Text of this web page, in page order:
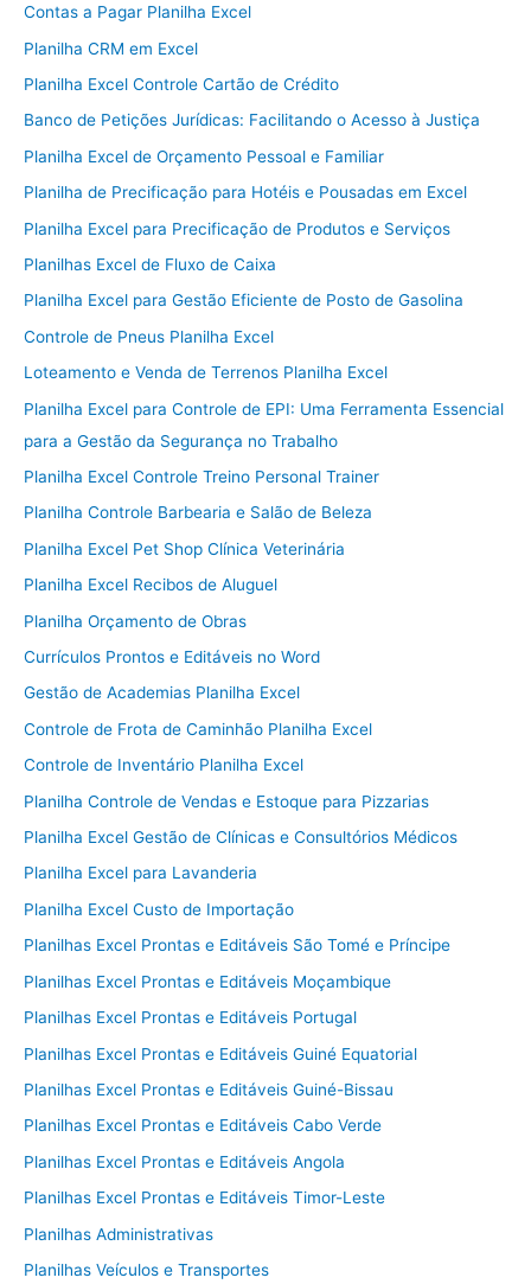
Contas a Pagar Planilha Excel
Planilha CRM em Excel
Planilha Excel Controle Cartão de Crédito
Banco de Petições Jurídicas: Facilitando o Acesso à Justiça
Planilha Excel de Orçamento Pessoal e Familiar
Planilha de Precificação para Hotéis e Pousadas em Excel
Planilha Excel para Precificação de Produtos e Serviços
Planilhas Excel de Fluxo de Caixa
Planilha Excel para Gestão Eficiente de Posto de Gasolina
Controle de Pneus Planilha Excel
Loteamento e Venda de Terrenos Planilha Excel
Planilha Excel para Controle de EPI: Uma Ferramenta Essencial
para a Gestão da Segurança no Trabalho
Planilha Excel Controle Treino Personal Trainer
Planilha Controle Barbearia e Salão de Beleza
Planilha Excel Pet Shop Clínica Veterinária
Planilha Excel Recibos de Aluguel
Planilha Orçamento de Obras
Currículos Prontos e Editáveis no Word
Gestão de Academias Planilha Excel
Controle de Frota de Caminhão Planilha Excel
Controle de Inventário Planilha Excel
Planilha Controle de Vendas e Estoque para Pizzarias
Planilha Excel Gestão de Clínicas e Consultórios Médicos
Planilha Excel para Lavanderia
Planilha Excel Custo de Importação
Planilhas Excel Prontas e Editáveis São Tomé e Príncipe
Planilhas Excel Prontas e Editáveis Moçambique
Planilhas Excel Prontas e Editáveis Portugal
Planilhas Excel Prontas e Editáveis Guiné Equatorial
Planilhas Excel Prontas e Editáveis Guiné-Bissau
Planilhas Excel Prontas e Editáveis Cabo Verde
Planilhas Excel Prontas e Editáveis Angola
Planilhas Excel Prontas e Editáveis Timor-Leste
Planilhas Administrativas
Planilhas Veículos e Transportes